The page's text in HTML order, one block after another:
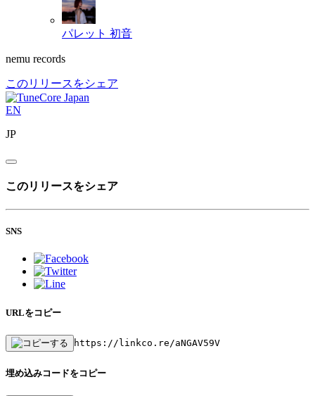
パレット 初音
nemu records
このリリースをシェア
EN
JP
このリリースをシェア
SNS
URLをコピー
https://linkco.re/aNGAV59V
埋め込みコードをコピー